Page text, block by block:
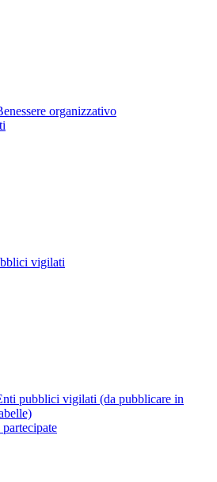
organizzativo
vigilati
pubblici vigilati (da pubblicare in
partecipate